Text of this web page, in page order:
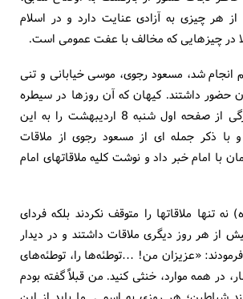
از هر چیزی به آزادی عنایت دارد و در اسلام
در چیزهایی که مخالف با عفت عمومی است.
انجام شد، مسعود رجوی، موسی خیابانی و تنی
حضور داشتند. کیهان که آن روزها در سیطره
سازمان بود، تیتر بزرگی از صفحه اول شنبه 8 اردیبهشت را به این
با ذکر جمله ای از مسعود رجوی از ملاقات
با امام خبر داد و نوشت کلیه ملاقاتهای امام
نه تنها ملاقاتها را متوقف نکردند بلکه فردای
از هر روز دیگری ملاقات داشتند و در دیدار
«عزیزان من! …توطئه‌ها را، توطئه‌های
در همه موارد، خنثی کنید. من قبلاً گفته بودم